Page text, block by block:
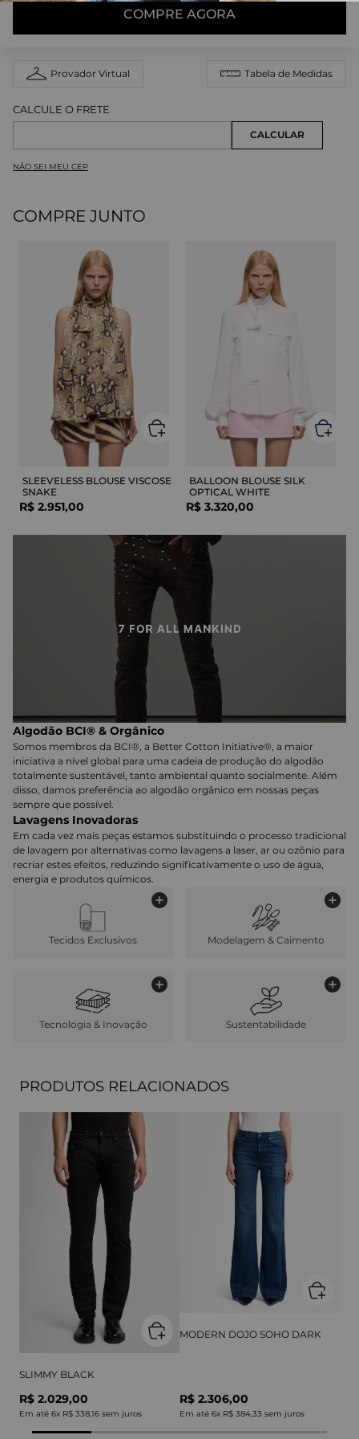
COMPRE AGORA
Provador Virtual Tabela de Medidas
NÃO SEI MEU CEP
COMPRE JUNTO
SLEEVELESS BLOUSE VISCOSE
SNAKE
R$ 2.951,00
BALLOON BLOUSE SILK
OPTICAL WHITE
R$ 3.320,00
Algodão BCI® & Orgânico
Somos membros da BCI®, a Better Cotton Initiative®, a maior
iniciativa a nível global para uma cadeia de produção do algodão
totalmente sustentável, tanto ambiental quanto socialmente. Além
disso, damos preferência ao algodão orgânico em nossas peças
sempre que possível.
Lavagens Inovadoras
Em cada vez mais peças estamos substituindo o processo tradicional
de lavagem por alternativas como lavagens a laser, ar ou ozônio para
recriar estes efeitos, reduzindo significativamente o uso de água,
energia e produtos químicos.
Tecidos Exclusivos Modelagem & Caimento
Tecnologia & Inovação Sustentabilidade
PRODUTOS RELACIONADOS
SLIMMY BLACK
R$ 2.029,00
Em até 6x R$ 338,16 sem juros
MODERN DOJO SOHO DARK
R$ 2.306,00
Em até 6x R$ 384,33 sem juros